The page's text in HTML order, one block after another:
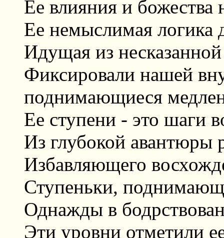
Ее влияния и божества
Ее немыслимая логика
Идущая из
Фиксировали нашей
поднимающиеся
Ее ступени - это шаги
Из глубокой авантюры
Избавляющего
Ступеньки,
Однажды в
Эти уровни отметили